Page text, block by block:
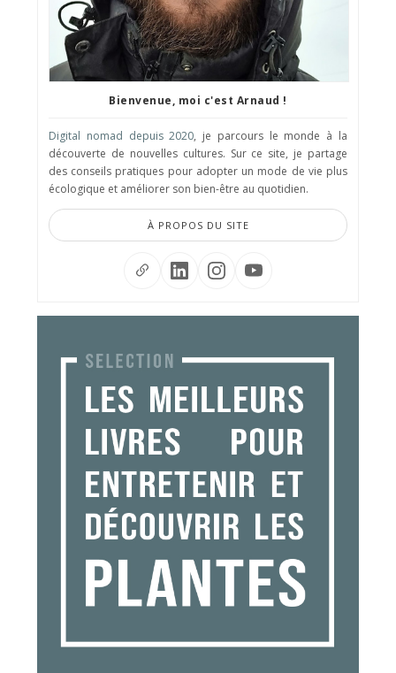
Bienvenue, moi c'est Arnaud !
Digital nomad depuis 2020, je parcours le monde à la
découverte de nouvelles cultures. Sur ce site, je partage
des conseils pratiques pour adopter un mode de vie plus
écologique et améliorer son bien-être au quotidien.
À PROPOS DU SITE